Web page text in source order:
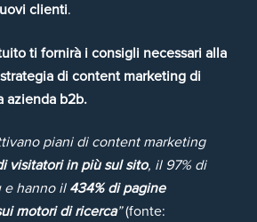
clienti.
ti fornirà i consigli necessari alla
di content marketing di
azienda b2b.
piani di content marketing
visitatori in più sul sito, il 97% di
hanno il 434% di pagine
motori di ricerca” (fonte: